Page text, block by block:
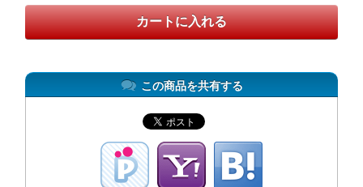
この商品を共有する